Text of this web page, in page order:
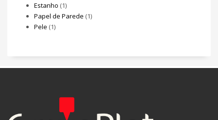
Estanho (1)
Papel de Parede (1)
Pele (1)